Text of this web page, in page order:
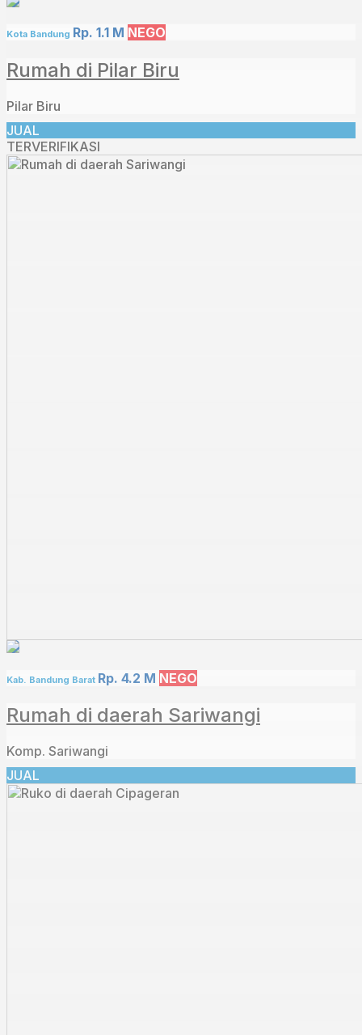
Kota Bandung Rp. 1.1 M NEGO
Rumah di Pilar Biru
Pilar Biru
JUAL
TERVERIFIKASI
Kab. Bandung Barat Rp. 4.2 M NEGO
Rumah di daerah Sariwangi
Komp. Sariwangi
JUAL